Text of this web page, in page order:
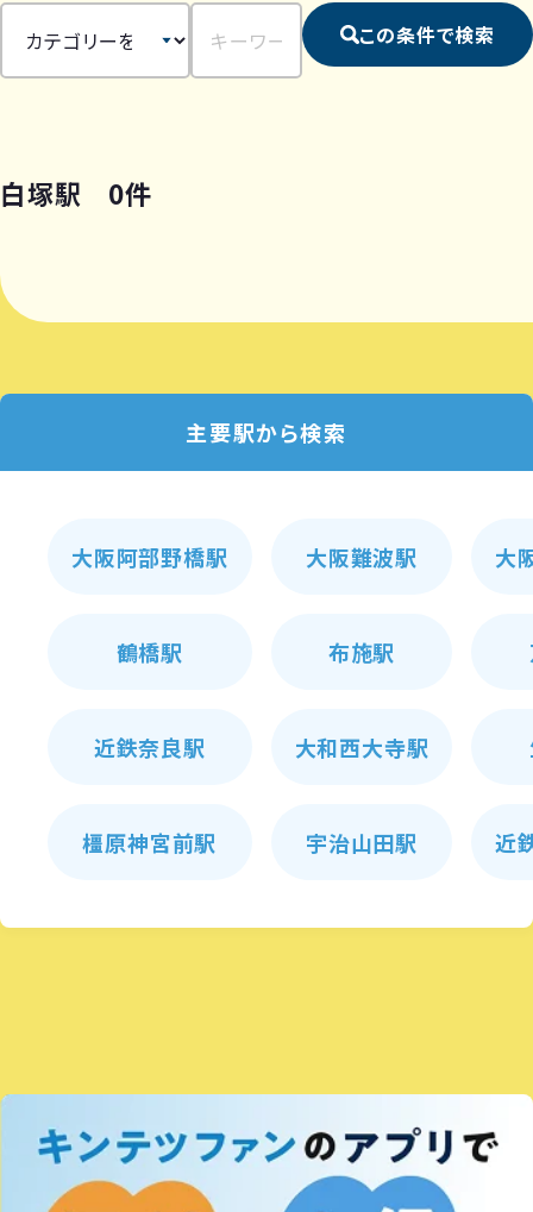
この条件で検索
白塚駅 0件
主要駅から検索
大阪阿部野橋駅 大阪難波駅 大
鶴橋駅 布施駅
近鉄奈良駅 大和西大寺駅
橿原神宮前駅 宇治山田駅 近